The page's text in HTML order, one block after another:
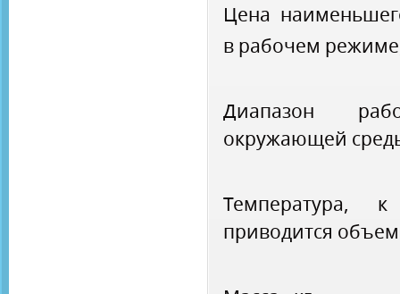
Цена
в рабочем
Диапазон
окружающей
Температура,
приводится объем